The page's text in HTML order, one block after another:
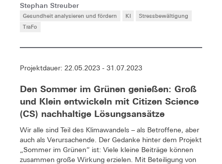
Stephan Streuber
Gesundheit analysieren und fördern KI
Stressbewältigung
TraFo
Projektdauer: 22.05.2023 - 31.07.2023
Den Sommer im Grünen genießen: Groß
und Klein entwickeln mit Citizen Science
(CS) nachhaltige Lösungsansätze
Wir alle sind Teil des Klimawandels – als Betroffene, aber
auch als Verursachende. Der Gedanke hinter dem Projekt
„Sommer im Grünen“ ist: Viele kleine Beiträge können
zusammen große Wirkung erzielen. Mit Beteiligung von